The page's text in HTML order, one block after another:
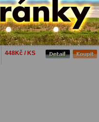
Plně syntetický, velmi vysoce výkonný olej na
mazání řetězů.
448Kč / KS